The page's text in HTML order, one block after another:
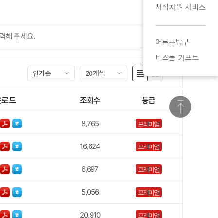
검색
인기순 20개씩
드 조회수 등급
8,765 프리미엄
16,624 프리미엄
6,697 프리미엄
5,056 프리미엄
20,910 프리미엄
서식지원 서비스
어른문방구
비즈폼 기프트